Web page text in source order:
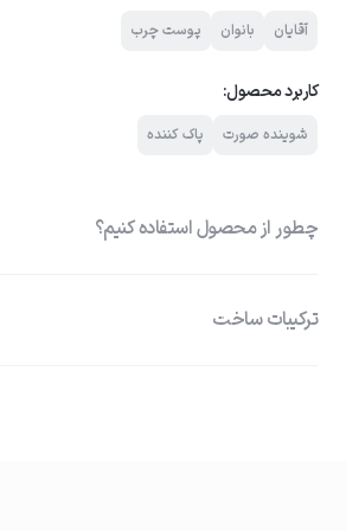
آقایان بانوان پوست چرب
کاربرد محصول:
شوینده صورت پاک کننده
چطور از محصول استفاده کنیم؟
ترکیبات ساخت